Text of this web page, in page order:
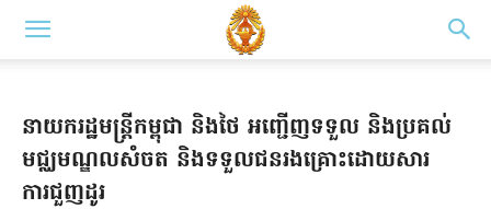
នាយករដ្ឋមន្ត្រីកម្ពុជា និងថៃ អញ្ជើញទទួល និងប្រគល់
មជ្ឈមណ្ឌលសំចត និងទទួលជនរងគ្រោះ​ដោយសារ
ការជួញដូរ